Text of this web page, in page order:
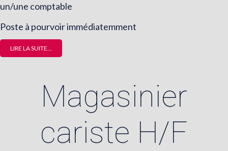
un/une comptable
Poste à pourvoir immédiatemment
LIRE LA SUITE...
Magasinier
cariste H/F